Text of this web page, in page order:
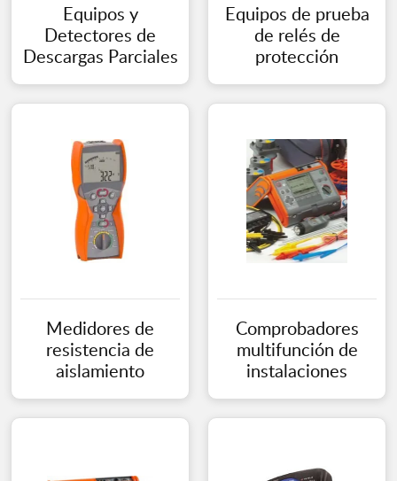
Equipos y
Detectores de
Descargas Parciales
Equipos de prueba
de relés de
protección
Medidores de
resistencia de
aislamiento
Comprobadores
multifunción de
instalaciones